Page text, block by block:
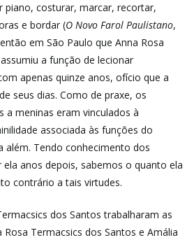
piano, costurar, marcar, recortar,
e bordar (O Novo Farol Paulistano,
em São Paulo que Anna Rosa
a função de lecionar
apenas quinze anos, ofício que a
seus dias. Como de praxe, os
a meninas eram vinculados à
associada às funções do
além. Tendo conhecimento dos
anos depois, sabemos o quanto ela
contrário a tais virtudes.
dos Santos trabalharam as
Rosa Termacsics dos Santos e Amália